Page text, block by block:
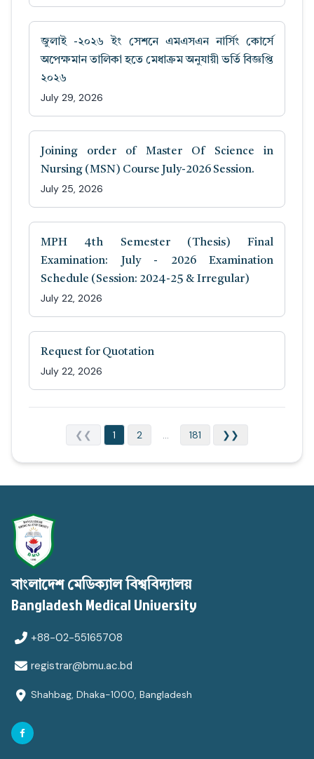
জুলাই -২০২৬ ইং সেশনে এমএসএন নার্সিং কোর্সে
অপেক্ষমান তালিকা হতে মেধাক্রম অনুযায়ী ভর্তি বিজ্ঞপ্তি
২০২৬
July 29, 2026
Joining order of Master Of Science in
Nursing (MSN) Course July-2026 Session.
July 25, 2026
MPH 4th Semester (Thesis) Final
Examination: July - 2026 Examination
Schedule (Session: 2024-25 & Irregular)
July 22, 2026
Request for Quotation
July 22, 2026
❮❮ 1 2 ... 181 ❯❯
বাংলাদেশ মেডিক্যাল বিশ্ববিদ্যালয়
Bangladesh Medical University
+88-02-55165708
registrar@bmu.ac.bd
Shahbag, Dhaka-1000, Bangladesh